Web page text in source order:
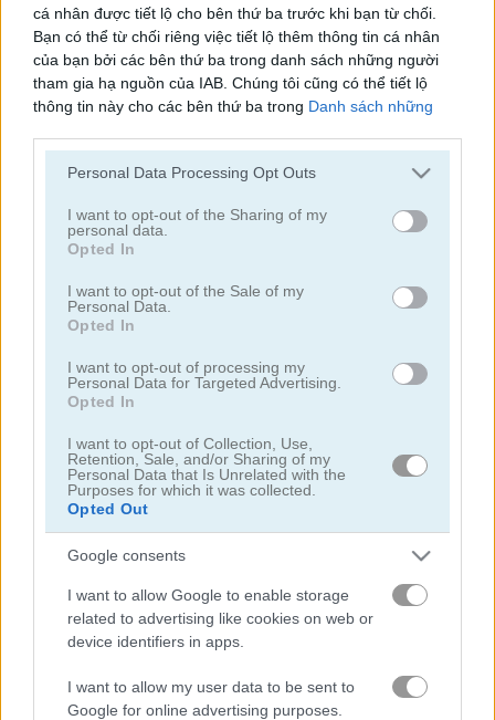
cá nhân được tiết lộ cho bên thứ ba trước khi bạn từ chối.
Bạn có thể từ chối riêng việc tiết lộ thêm thông tin cá nhân
của bạn bởi các bên thứ ba trong danh sách những người
tham gia hạ nguồn của IAB. Chúng tôi cũng có thể tiết lộ
thông tin này cho các bên thứ ba trong Danh sách những
lộ thêm thông tin này cho các bên thứ ba khác.
services and may gather and store information including but
not limited to your visit or usage behaviour. You may click to
grant or deny consent to Google and its third-party tags to
use your data for below specified purposes in below Google
consent section.
Personal Data Processing Opt Outs
I want to opt-out of the Sharing of my
personal data.
Opted In
I want to opt-out of the Sale of my
Personal Data.
Opted In
I want to opt-out of processing my
Personal Data for Targeted Advertising.
Opted In
I want to opt-out of Collection, Use,
Retention, Sale, and/or Sharing of my
Personal Data that Is Unrelated with the
Purposes for which it was collected.
Opted Out
Google consents
I want to allow Google to enable storage
related to advertising like cookies on web or
device identifiers in apps.
I want to allow my user data to be sent to
Google for online advertising purposes.
Soccer Bubbles Bubble Gems
Bubble Spirit
Smarty Bubbles 2 Bubble Woods